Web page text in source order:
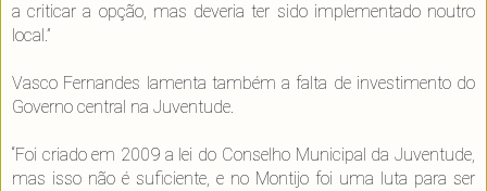
a criticar a opção, mas deveria ter sido implementado noutro
local.”
Vasco Fernandes lamenta também a falta de investimento do
Governo central na Juventude.
“Foi criado em 2009 a lei do Conselho Municipal da Juventude,
mas isso não é suficiente, e no Montijo foi uma luta para ser